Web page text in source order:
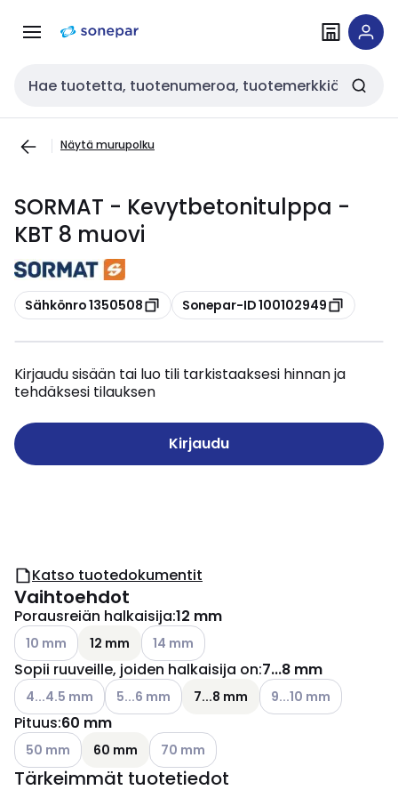
navigointiinsisältöön
Haku
Näytä murupolku
SORMAT - Kevytbetonitulppa -
KBT 8 muovi
Kopioi
Sähkönro 1350508 Kopioi
Sonepar-ID 100102949
Kirjaudu sisään tai luo tili tarkistaaksesi hinnan ja
tehdäksesi tilauksen
Kirjaudu
Katso tuotedokumentit
Vaihtoehdot
Porausreiän halkaisija:12 mm
Katso käytettävissä olevat vaihtoehdot
10 mm 12 mm Katso käytettävissä olevat vaihtoehdot
14 mm
Sopii ruuveille, joiden halkaisija on:7...8 mm
Katso käytettävissä olevat vaihtoehdot
4...4.5 mm Katso käytettävissä olevat vaihtoehdot
5...6 mm 7...8 mm Katso käytettävissä
9...10 mm
Pituus:60 mm
Katso käytettävissä olevat vaihtoehdot
50 mm 60 mm Katso käytettävissä olevat vaihtoehdot
70 mm
Tärkeimmät tuotetiedot